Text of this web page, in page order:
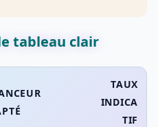
tableau clair
TAUX
INDICA
TIF